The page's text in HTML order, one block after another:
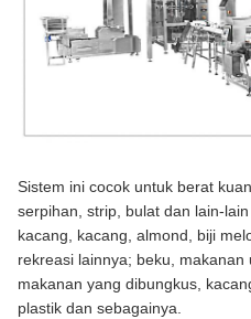
Sistem ini cocok untuk berat
serpihan, strip, bulat dan lain-
kacang, kacang, almond, biji
rekreasi lainnya; beku, makanan
makanan yang dibungkus,
plastik dan sebagainya.